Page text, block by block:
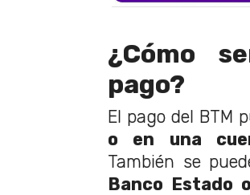
¿Cómo
pago?
El pago del BTM
o en una
También se
Banco Estado